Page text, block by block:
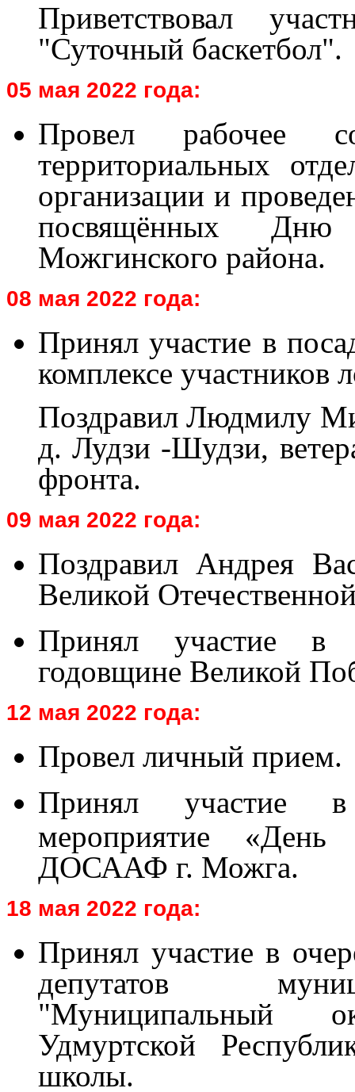
Приветствовал
"Суточный баскетбол".
05 мая 2022 года:
Провел рабочее
территориальных
организации и
посвящённых
Можгинского района.
08 мая 2022 года:
Принял участие в
комплексе участников
Поздравил Людмилу
д. Лудзи -Шудзи,
фронта.
09 мая 2022 года:
Поздравил Андрея
Великой
Принял участие в
годовщине Великой
12 мая 2022 года:
Провел личный прием.
Принял участие
мероприятие «День
ДОСААФ г. Можга.
18 мая 2022 года:
Принял участие в
депутатов
"Муниципальный
Удмуртской
школы.